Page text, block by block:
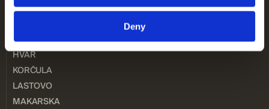
Deny
BRAČ
DUGI OTOK
HVAR
KORČULA
LASTOVO
MAKARSKA